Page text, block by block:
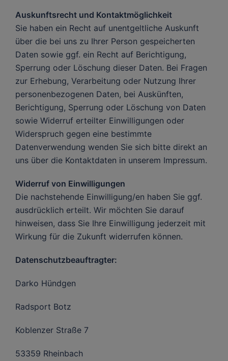
Auskunftsrecht und Kontaktmöglichkeit
Sie haben ein Recht auf unentgeltliche Auskunft
über die bei uns zu Ihrer Person gespeicherten
Daten sowie ggf. ein Recht auf Berichtigung,
Sperrung oder Löschung dieser Daten. Bei Fragen
zur Erhebung, Verarbeitung oder Nutzung Ihrer
personenbezogenen Daten, bei Auskünften,
Berichtigung, Sperrung oder Löschung von Daten
sowie Widerruf erteilter Einwilligungen oder
Widerspruch gegen eine bestimmte
Datenverwendung wenden Sie sich bitte direkt an
uns über die Kontaktdaten in unserem Impressum.
Widerruf von Einwilligungen
Die nachstehende Einwilligung/en haben Sie ggf.
ausdrücklich erteilt. Wir möchten Sie darauf
hinweisen, dass Sie Ihre Einwilligung jederzeit mit
Wirkung für die Zukunft widerrufen können.
Datenschutzbeauftragter:
Darko Hündgen
Radsport Botz
Koblenzer Straße 7
53359 Rheinbach